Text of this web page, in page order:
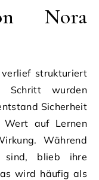
Nora
verlief strukturiert
Schritt wurden
Sicherheit
Wert auf Lernen
Während
sind, blieb ihre
wird häufig als